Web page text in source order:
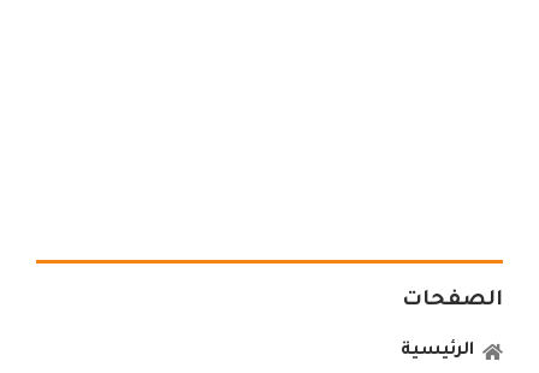
الصفحات
الرئيسية